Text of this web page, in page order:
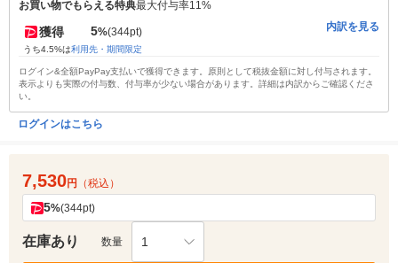
お買い物でもらえる特典最大付与率11%
獲得 5%(344pt)
うち4.5%は利用先・期間限定
内訳を見る
ログイン&全額PayPay支払いで獲得できます。原則として税抜金額に対し付与されます。
表示よりも実際の付与数、付与率が少ない場合があります。詳細は内訳からご確認くださ
い。
ログインはこちら
7,530円 （税込）
5%(344pt)
在庫あり 数量 1